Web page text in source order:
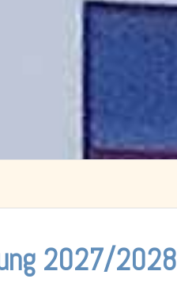
2027/2028